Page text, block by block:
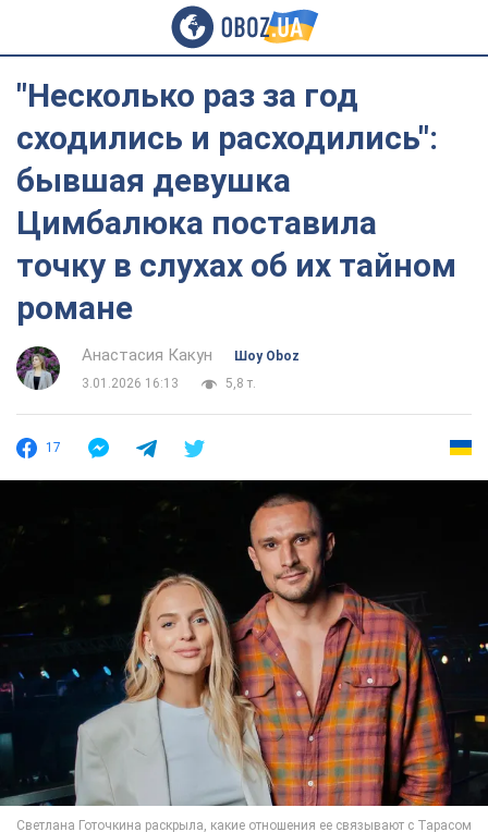
"Несколько раз за год
сходились и расходились":
бывшая девушка
Цимбалюка поставила
точку в слухах об их тайном
романе
Анастасия Какун
Шоу Oboz
3.01.2026 16:13
5,8 т.
17